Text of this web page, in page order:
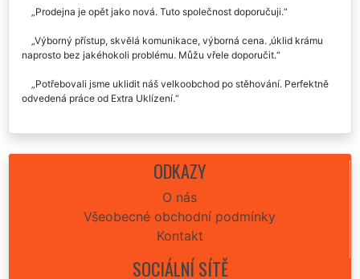
Prodejna je opět jako nová. Tuto společnost doporučuji.
Výborný přístup, skvělá komunikace, výborná cena. ‚úklid krámu
naprosto bez jakéhokoli problému. Můžu vřele doporučit.
Potřebovali jsme uklidit náš velkoobchod po stěhování. Perfektně
odvedená práce od Extra Uklízení.
ODKAZY
O nás
Všeobecné obchodní podmínky
Kontakt
SOCIÁLNÍ SÍTĚ